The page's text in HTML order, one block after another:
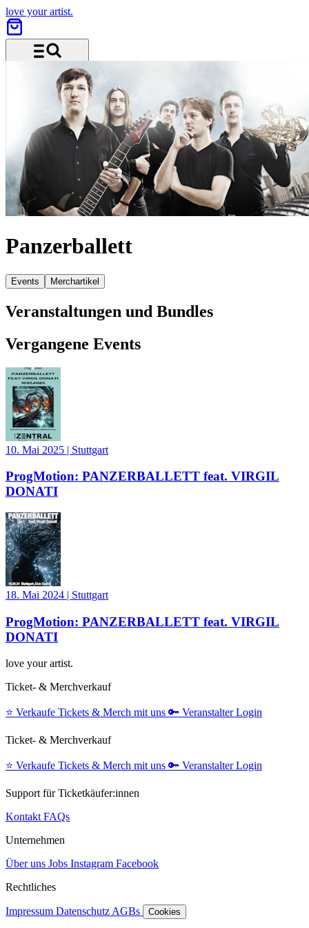
love your artist.
Menü und Suche
Panzerballett
Events Merchartikel
Veranstaltungen und Bundles
Vergangene Events
10. Mai 2025 | Stuttgart
ProgMotion: PANZERBALLETT feat. VIRGIL
DONATI
18. Mai 2024 | Stuttgart
ProgMotion: PANZERBALLETT feat. VIRGIL
DONATI
love your artist.
Ticket- & Merchverkauf
⭐️ Verkaufe Tickets & Merch mit uns 🔑 Veranstalter Login
Ticket- & Merchverkauf
⭐️ Verkaufe Tickets & Merch mit uns 🔑 Veranstalter Login
Support für Ticketkäufer:innen
Kontakt FAQs
Unternehmen
Über uns Jobs Instagram Facebook
Rechtliches
Impressum Datenschutz AGBs Cookies